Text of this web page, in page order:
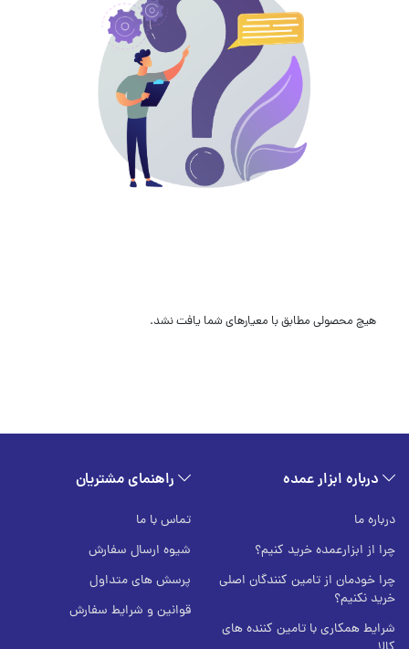
هیچ محصولی مطابق با معیارهای شما یافت نشد.
درباره ابزار عمده
درباره ما
چرا از ابزارعمده خرید کنیم؟
چرا خودمان از تامین کنندگان اصلی
خرید نکنیم؟
شرایط همکاری با تامین کننده های
راهنمای مشتریان
تماس با ما
شیوه ارسال سفارش
پرسش های متداول
قوانین و شرایط سفارش